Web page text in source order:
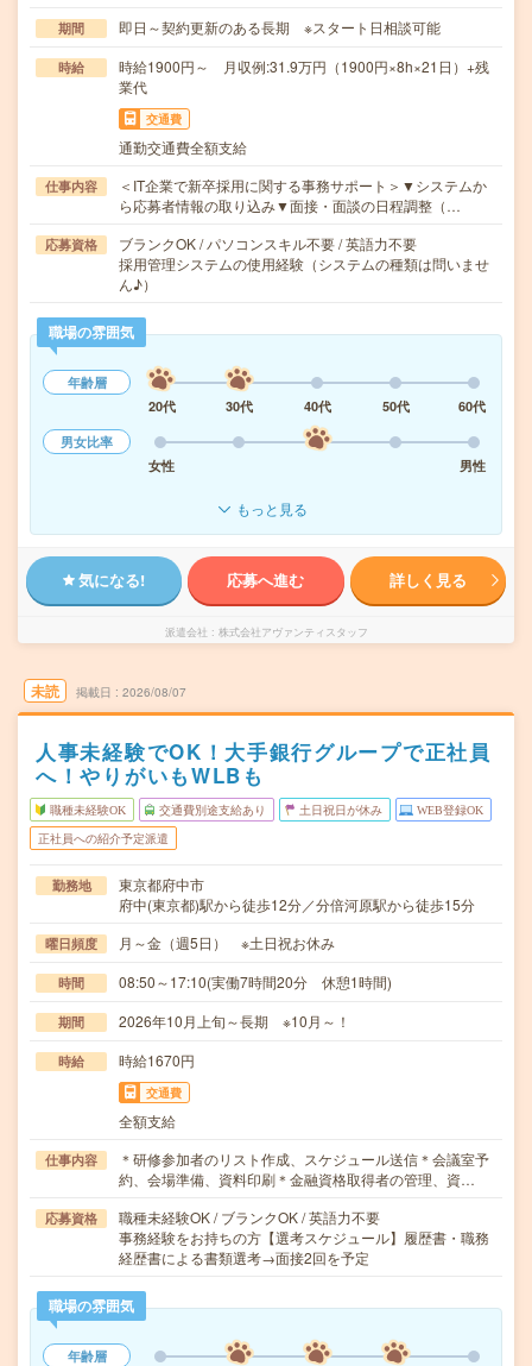
期間 即日～契約更新のある長期 ※スタート日相談可能
時給
時給1900円～ 月収例:31.9万円（1900円×8h×21日）+残
業代
交通費
通勤交通費全額支給
仕事内容
＜IT企業で新卒採用に関する事務サポート＞▼システムか
ら応募者情報の取り込み▼面接・面談の日程調整（…
応募資格
ブランクOK / パソコンスキル不要 / 英語力不要
採用管理システムの使用経験（システムの種類は問いませ
ん♪）
職場の雰囲気
年齢層
20代
30代 40代 50代
60代
男女比率
女性
男性
もっと見る
気になる! 応募へ進む 詳しく見る
派遣会社 株式会社アヴァンティスタッフ
未読 掲載日 2026/08/07
人事未経験でOK！大手銀行グループで正社員
へ！やりがいもWLBも
職種未経験OK 交通費別途支給あり 土日祝日が休み WEB登録OK
正社員への紹介予定派遣
勤務地
東京都府中市
府中(東京都)駅から徒歩12分／分倍河原駅から徒歩15分
曜日頻度 月～金（週5日） ※土日祝お休み
時間 08:50～17:10(実働7時間20分 休憩1時間)
期間 2026年10月上旬～長期 ※10月～！
時給 時給1670円
交通費
全額支給
仕事内容
＊研修参加者のリスト作成、スケジュール送信＊会議室予
約、会場準備、資料印刷＊金融資格取得者の管理、資…
応募資格
職種未経験OK / ブランクOK / 英語力不要
事務経験をお持ちの方【選考スケジュール】履歴書・職務
経歴書による書類選考→面接2回を予定
職場の雰囲気
年齢層